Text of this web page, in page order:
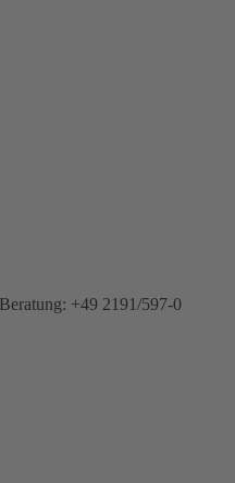
+49 2191/597-0